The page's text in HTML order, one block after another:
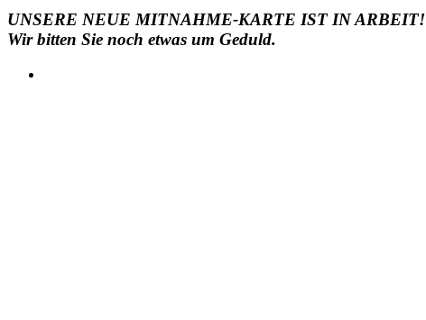
UNSERE NEUE MITNAHME-KARTE IST IN ARBEIT!
Wir bitten Sie noch etwas um Geduld.